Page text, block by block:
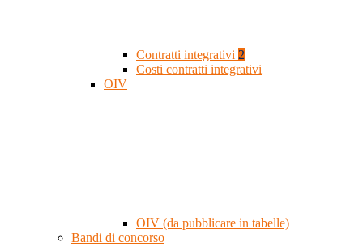
Contratti integrativi 2
Costi contratti integrativi
OIV
OIV (da pubblicare in tabelle)
Bandi di concorso